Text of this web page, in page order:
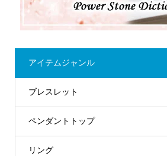
アイテムジャンル
ブレスレット
ペンダントトップ
リング